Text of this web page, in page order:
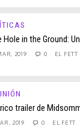
Hole in the Ground:
2019 0 EL FETT
trailer de
2019 0 EL FETT